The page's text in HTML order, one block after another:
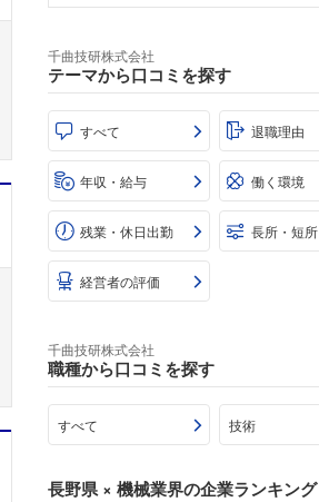
千曲技研株式会社
テーマから口コミを探す
すべて 退職理由
年収・給与 働く環境
残業・休日出勤 長所・短所
経営者の評価
千曲技研株式会社
職種から口コミを探す
すべて 技術
長野県× 機械業界の企業ランキング